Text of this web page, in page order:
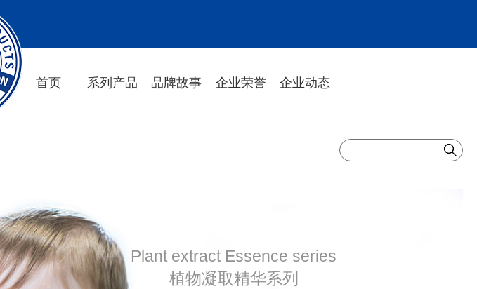
首页 系列产品 品牌故事 企业荣誉 企业动态
Plant extract Essence series
植物凝取精华系列